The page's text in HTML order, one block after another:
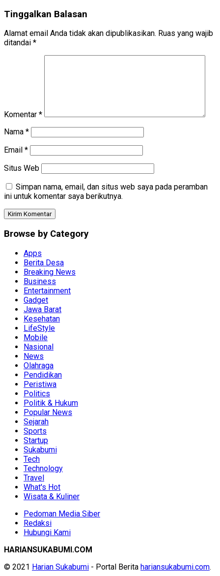
Tinggalkan Balasan
Alamat email Anda tidak akan dipublikasikan. Ruas yang wajib
ditandai *
Komentar *
Nama *
Email *
Situs Web
Simpan nama, email, dan situs web saya pada peramban
ini untuk komentar saya berikutnya.
Browse by Category
Apps
Berita Desa
Breaking News
Business
Entertainment
Gadget
Jawa Barat
Kesehatan
LifeStyle
Mobile
Nasional
News
Olahraga
Pendidikan
Peristiwa
Politics
Politik & Hukum
Popular News
Sejarah
Sports
Startup
Sukabumi
Tech
Technology
Travel
What's Hot
Wisata & Kuliner
Pedoman Media Siber
Redaksi
Hubungi Kami
HARIANSUKABUMI.COM
© 2021 Harian Sukabumi - Portal Berita hariansukabumi.com.